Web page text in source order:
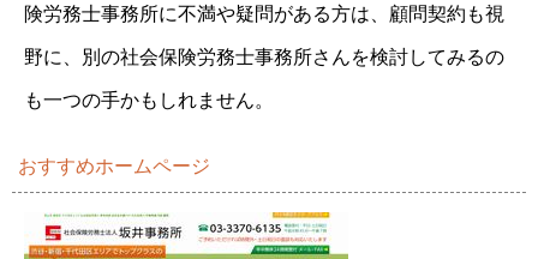
険労務士事務所に不満や疑問がある方は、顧問契約も視
野に、別の社会保険労務士事務所さんを検討してみるの
も一つの手かもしれません。
おすすめホームページ